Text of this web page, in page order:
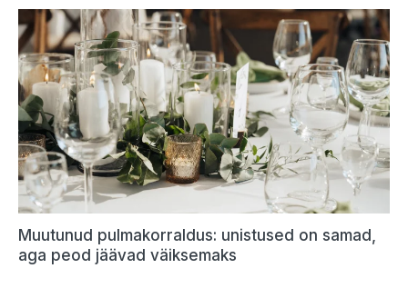
Muutunud pulmakorraldus: unistused on samad,
aga peod jäävad väiksemaks